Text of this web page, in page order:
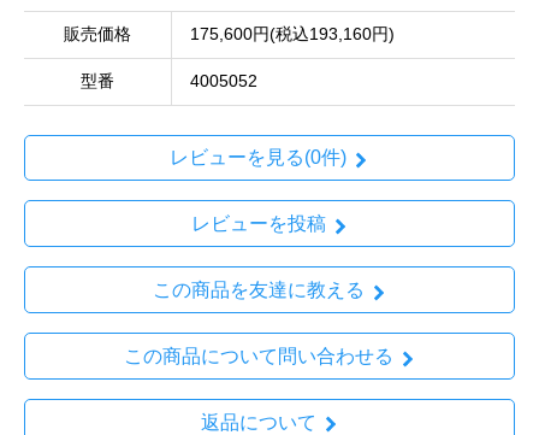
販売価格 175,600円(税込193,160円)
型番 4005052
レビューを見る(0件)
レビューを投稿
この商品を友達に教える
この商品について問い合わせる
返品について